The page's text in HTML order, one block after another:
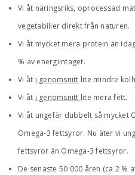
Vi åt näringsriks, oprocessad
vegetabilier direkt från naturen.
Vi åt mycket mera protein än
% av energiintaget.
Vi åt i genomsnitt lite mindre
Vi åt i genomsnitt lite mera fett.
Vi åt ungefär dubbelt så mycket
Omega-3 fettsyror. Nu äter vi
fettsyror än Omega-3 fettsyror.
De senaste 50 000 åren (ca 2 %